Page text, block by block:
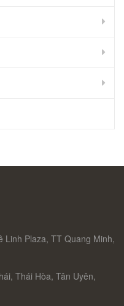
Linh Plaza, TT Quang Minh,
Thái Hòa, Tân Uyên,